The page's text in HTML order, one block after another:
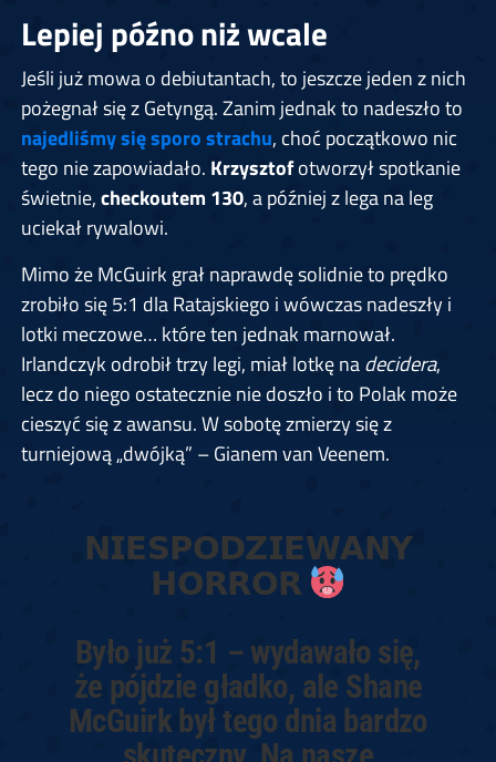
Lepiej późno niż wcale
Jeśli już mowa o debiutantach, to jeszcze jeden z nich
pożegnał się z Getyngą. Zanim jednak to nadeszło to
najedliśmy się sporo strachu, choć początkowo nic
tego nie zapowiadało. Krzysztofotworzył spotkanie
świetnie,checkoutem 130, a później z lega na leg
uciekał rywalowi.
Mimo że McGuirk grał naprawdę solidnie to prędko
zrobiło się 5:1 dla Ratajskiego i wówczas nadeszły i
lotki meczowe… które ten jednak marnował.
Irlandczyk odrobił trzy legi, miał lotkę nadecidera,
lecz do niego ostatecznie nie doszło i to Polak może
cieszyć się z awansu. W sobotę zmierzy się z
turniejową „dwójką” – Gianem van Veenem.
𝗡𝗜𝗘𝗦𝗣𝗢𝗗𝗭𝗜𝗘𝗪𝗔𝗡𝗬
𝗛𝗢𝗥𝗥𝗢𝗥
Było już 5:1 – wydawało się,
że pójdzie gładko, ale Shane
McGuirk był tego dnia bardzo